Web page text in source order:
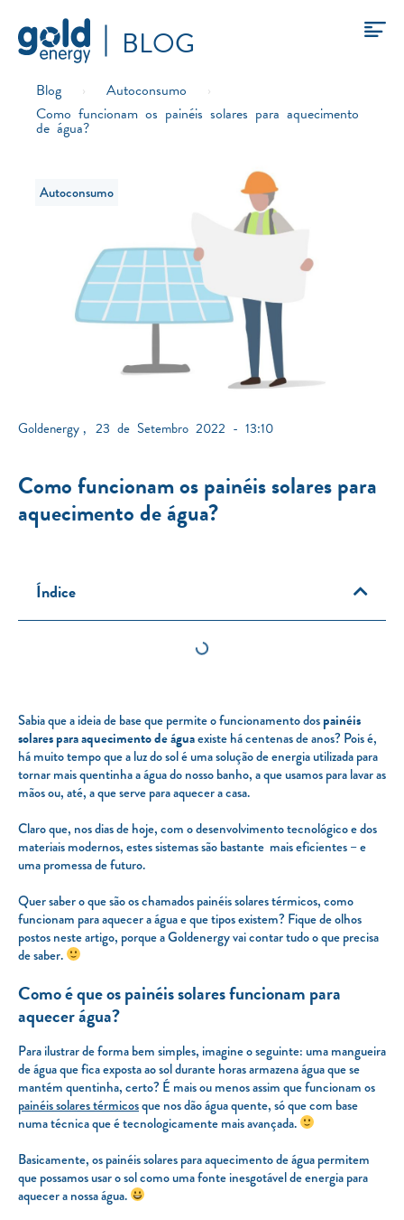
BLOG
Blog › Autoconsumo
›
Como funcionam os painéis solares para aquecimento
de água?
Autoconsumo
Goldenergy 23 de Setembro 2022 - 13:10
Como funcionam os painéis solares para
aquecimento de água?
Índice
Sabia que a ideia de base que permite o funcionamento dospainéis
solares para aquecimento de águaexiste há centenas de anos? Pois é,
há muito tempo que a luz do sol é uma solução de energia utilizada para
tornar mais quentinha a água do nosso banho, a que usamos para lavar as
mãos ou, até, a que serve para aquecer a casa.
Claro que, nos dias de hoje, com o desenvolvimento tecnológico e dos
materiais modernos, estes sistemas são bastante mais eficientes – e
uma promessa de futuro.
Quer saber o que são os chamados painéis solares térmicos, como
funcionam para aquecer a água e que tipos existem? Fique de olhos
postos neste artigo, porque a Goldenergy vai contar tudo o que precisa
de saber.
Como é que os painéis solares funcionam para
aquecer água?
Para ilustrar de forma bem simples, imagine o seguinte: uma mangueira
de água que fica exposta ao sol durante horas armazena água que se
mantém quentinha, certo? É mais ou menos assim que funcionam os
painéis solares térmicosque nos dão água quente, só que com base
numa técnica que é tecnologicamente mais avançada.
Basicamente, os painéis solares para aquecimento de água permitem
que possamos usar o sol como uma fonte inesgotável de energia para
aquecer a nossa água.